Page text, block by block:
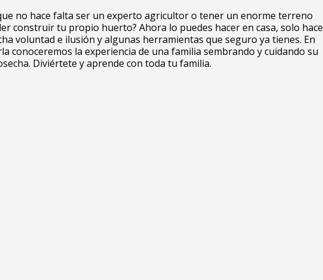
no hace falta ser un experto agricultor o tener un enorme terreno
construir tu propio huerto? Ahora lo puedes hacer en casa, solo hace
voluntad e ilusión y algunas herramientas que seguro ya tienes. En
conoceremos la experiencia de una familia sembrando y cuidando su
Diviértete y aprende con toda tu familia.